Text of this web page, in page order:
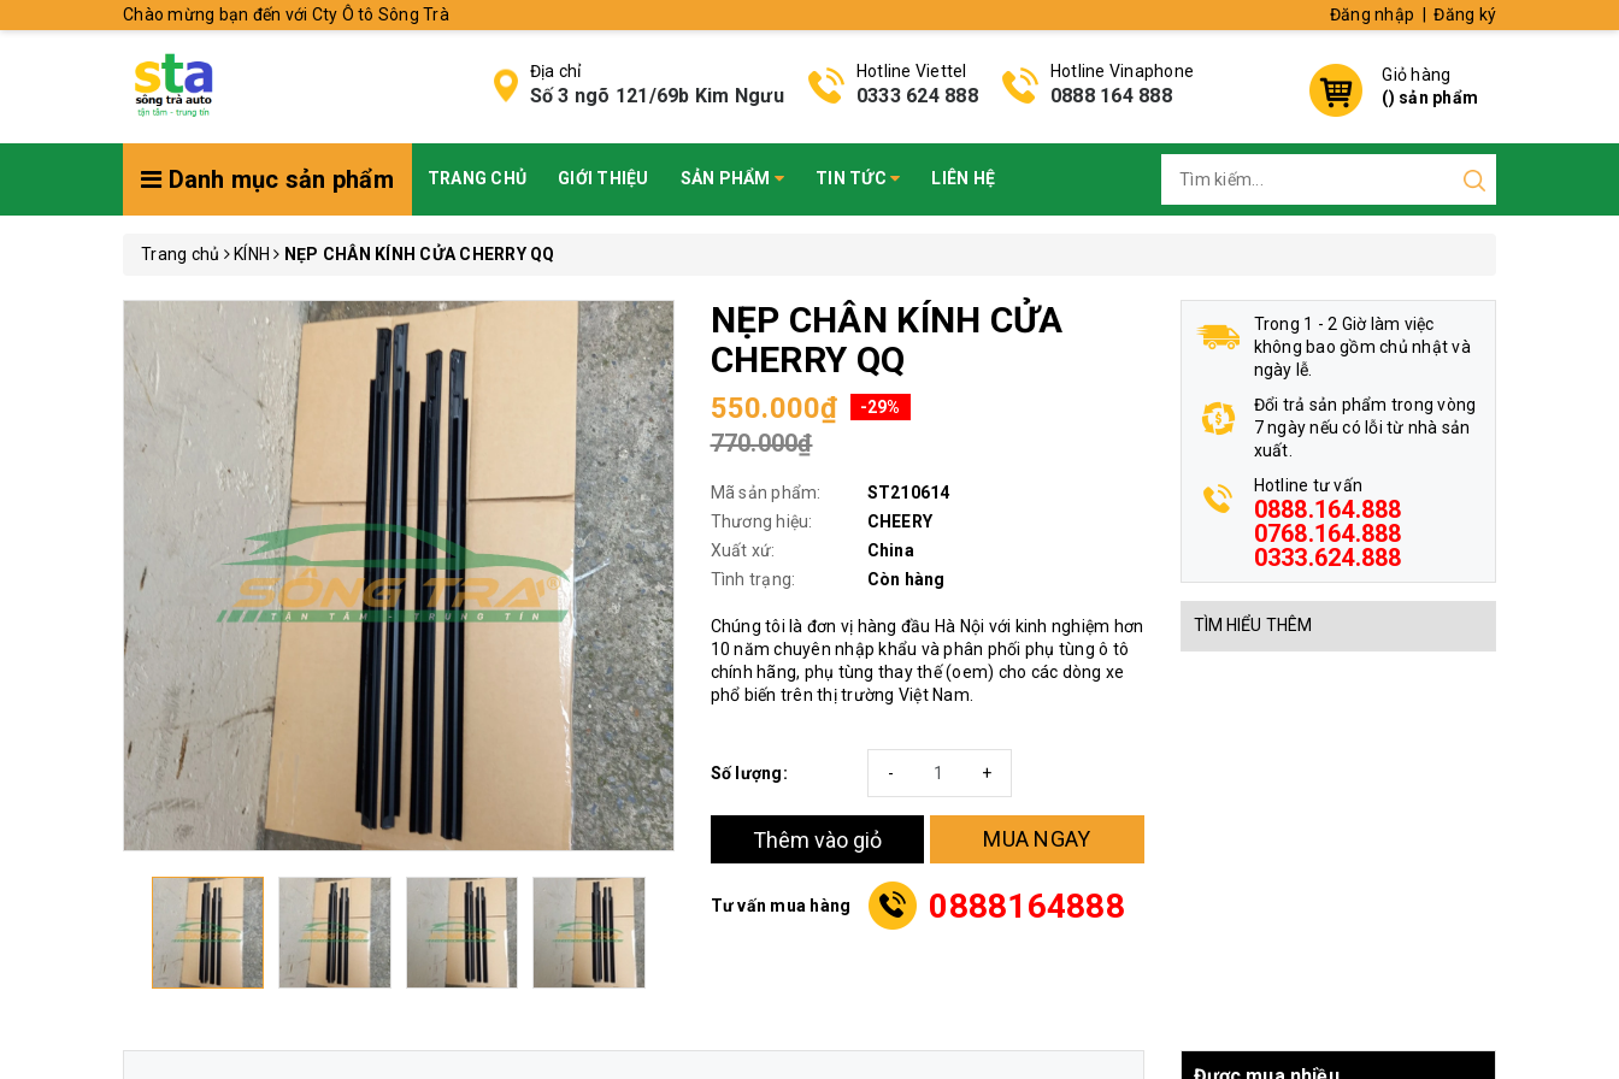
Chào mừng bạn đến với Cty Ô tô Sông Trà Đăng nhập Đăng ký
Địa chỉ
Số 3 ngõ 121/69b Kim Ngưu
Hotline Viettel
0333 624 888
Hotline Vinaphone
0888 164 888
Giỏ hàng
() sản phẩm
Danh mục sản phẩm TRANG CHỦ GIỚI THIỆU SẢN PHẨM TIN TỨC LIÊN HỆ
Trang chủ KÍNH NẸP CHÂN KÍNH CỬA CHERRY QQ
NẸP CHÂN KÍNH CỬA
CHERRY QQ
550.000₫ -29%
770.000₫
Mã sản phẩm:
ST210614
Thương hiệu:
CHEERY
Xuất xứ:
China
Tình trạng:
Còn hàng
Chúng tôi là đơn vị hàng đầu Hà Nội với kinh nghiệm hơn
10 năm chuyên nhập khẩu và phân phối phụ tùng ô tô
chính hãng, phụ tùng thay thế (oem) cho các dòng xe
phổ biến trên thị trường Việt Nam.
Số lượng: +
-
Thêm vào giỏ MUA NGAY
Tư vấn mua hàng 0888164888
Trong 1 - 2 Giờ làm việc
không bao gồm chủ nhật và
ngày lễ.
Đổi trả sản phẩm trong vòng
7 ngày nếu có lỗi từ nhà sản
xuất.
Hotline tư vấn
0888.164.888
0768.164.888
0333.624.888
TÌM HIỂU THÊM